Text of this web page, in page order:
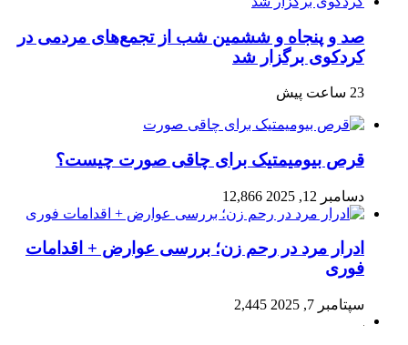
صد و پنجاه‌ و ششمین شب از تجمع‌های مردمی در
کردکوی برگزار شد
23 ساعت پیش
قرص بیومیمتیک برای چاقی صورت چیست؟
دسامبر 12, 2025 12,866
ادرار مرد در رحم زن؛ بررسی عوارض + اقدامات
فوری
سپتامبر 7, 2025 2,445